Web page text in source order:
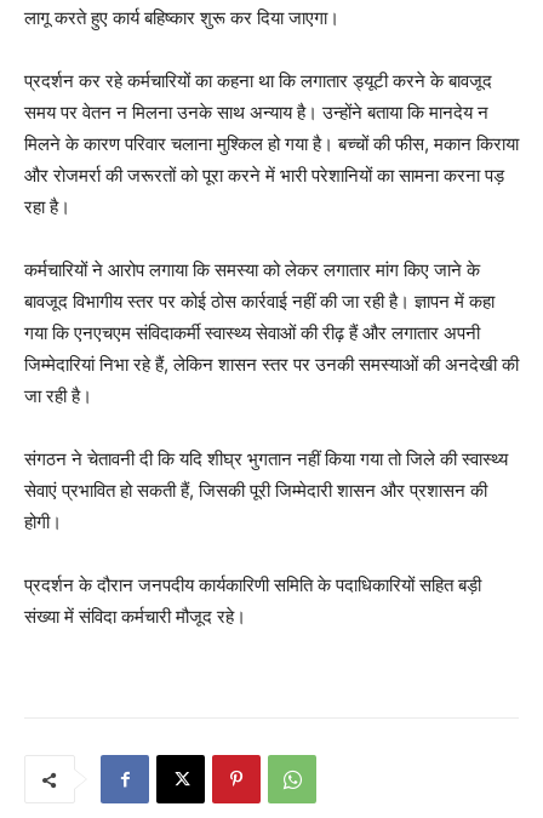
लागू करते हुए कार्य बहिष्कार शुरू कर दिया जाएगा।
प्रदर्शन कर रहे कर्मचारियों का कहना था कि लगातार ड्यूटी करने के बावजूद
समय पर वेतन न मिलना उनके साथ अन्याय है। उन्होंने बताया कि मानदेय न
मिलने के कारण परिवार चलाना मुश्किल हो गया है। बच्चों की फीस, मकान किराया
और रोजमर्रा की जरूरतों को पूरा करने में भारी परेशानियों का सामना करना पड़
रहा है।
कर्मचारियों ने आरोप लगाया कि समस्या को लेकर लगातार मांग किए जाने के
बावजूद विभागीय स्तर पर कोई ठोस कार्रवाई नहीं की जा रही है। ज्ञापन में कहा
गया कि एनएचएम संविदाकर्मी स्वास्थ्य सेवाओं की रीढ़ हैं और लगातार अपनी
जिम्मेदारियां निभा रहे हैं, लेकिन शासन स्तर पर उनकी समस्याओं की अनदेखी की
जा रही है।
संगठन ने चेतावनी दी कि यदि शीघ्र भुगतान नहीं किया गया तो जिले की स्वास्थ्य
सेवाएं प्रभावित हो सकती हैं, जिसकी पूरी जिम्मेदारी शासन और प्रशासन की
होगी।
प्रदर्शन के दौरान जनपदीय कार्यकारिणी समिति के पदाधिकारियों सहित बड़ी
संख्या में संविदा कर्मचारी मौजूद रहे।